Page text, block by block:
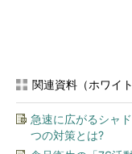
関連資料（ホワイ
急速に広がるシャ
つの対策とは?